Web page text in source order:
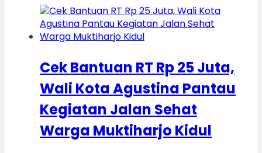
Cek Bantuan RT Rp 25 Juta,
Wali Kota Agustina Pantau
Kegiatan Jalan Sehat
Warga Muktiharjo Kidul